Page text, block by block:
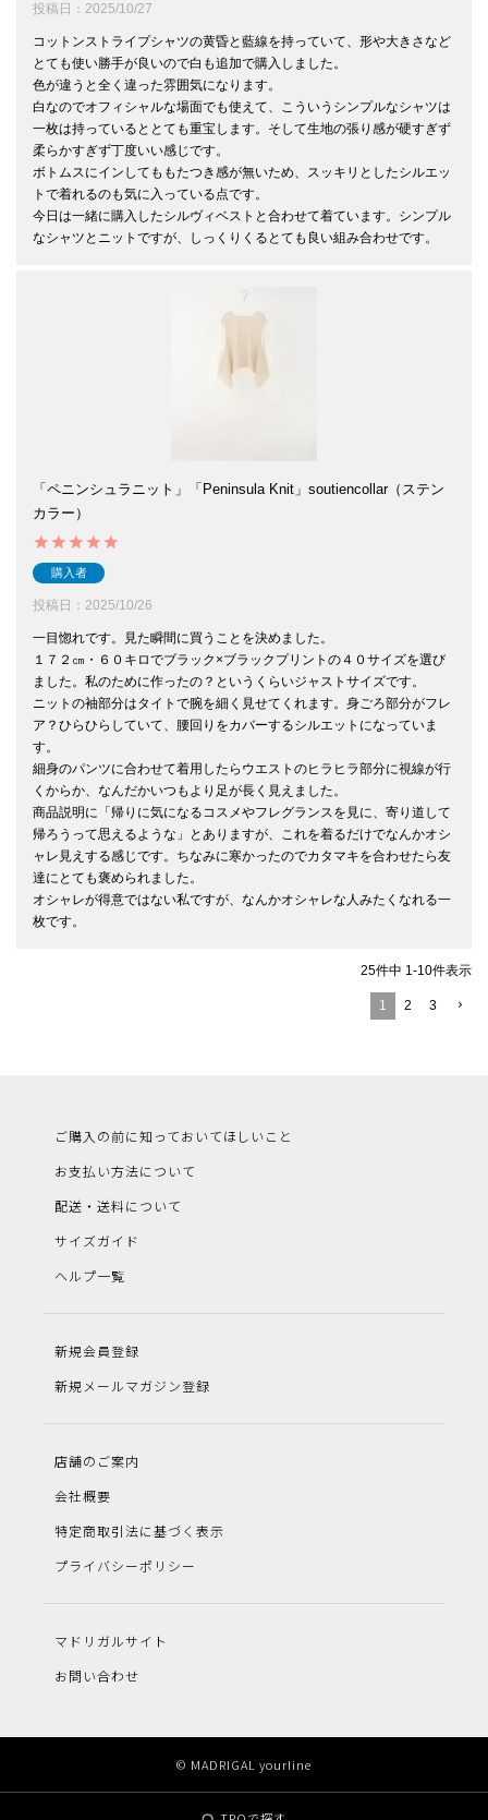
投稿日 2025/10/27
コットンストライプシャツの黄昏と藍線を持っていて、形や大きさなど
とても使い勝手が良いので白も追加で購入しました。
色が違うと全く違った雰囲気になります。
白なのでオフィシャルな場面でも使えて、こういうシンプルなシャツは
一枚は持っているととても重宝します。そして生地の張り感が硬すぎず
柔らかすぎず丁度いい感じです。
ボトムスにインしてももたつき感が無いため、スッキリとしたシルエッ
トで着れるのも気に入っている点です。
今日は一緒に購入したシルヴィベストと合わせて着ています。シンプル
なシャツとニットですが、しっくりくるとても良い組み合わせです。
「ペニンシュラニット」「Peninsula Knit」soutiencollar（ステン
カラー）
購入者
投稿日 2025/10/26
一目惚れです。見た瞬間に買うことを決めました。
１７２㎝・６０キロでブラック×ブラックプリントの４０サイズを選び
ました。私のために作ったの？というくらいジャストサイズです。
ニットの袖部分はタイトで腕を細く見せてくれます。身ごろ部分がフレ
ア？ひらひらしていて、腰回りをカバーするシルエットになっていま
す。
細身のパンツに合わせて着用したらウエストのヒラヒラ部分に視線が行
くからか、なんだかいつもより足が長く見えました。
商品説明に「帰りに気になるコスメやフレグランスを見に、寄り道して
帰ろうって思えるような」とありますが、これを着るだけでなんかオシ
ャレ見えする感じです。ちなみに寒かったのでカタマキを合わせたら友
達にとても褒められました。
オシャレが得意ではない私ですが、なんかオシャレな人みたくなれる一
枚です。
25件中 1 -10件表示
1 2 3
ご購入の前に知っておいてほしいこと
お支払い方法について
配送・送料について
サイズガイド
ヘルプ一覧
新規会員登録
新規メールマガジン登録
店舗のご案内
会社概要
特定商取引法に基づく表示
プライバシーポリシー
マドリガルサイト
お問い合わせ
© MADRIGAL yourline